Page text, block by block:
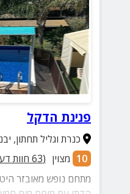
פנינת הדקל
כנרת וגליל תחתון,
10 מצוין (
63 חוות
מתחם נופש מאובזר